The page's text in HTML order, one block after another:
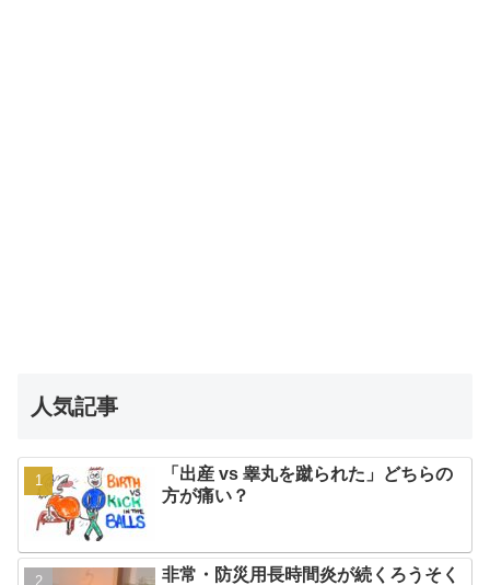
人気記事
「出産 vs 睾丸を蹴られた」どちらの
方が痛い？
非常・防災用長時間炎が続くろうそく